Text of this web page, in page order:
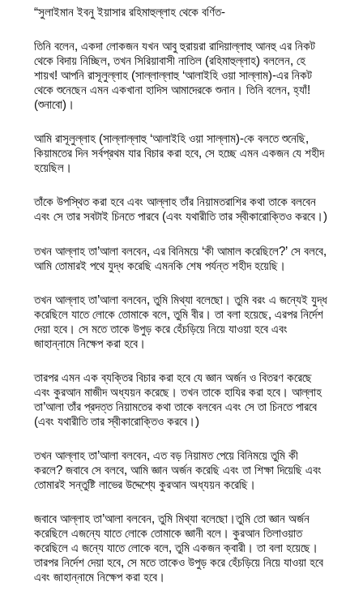
“সুলাইমান ইবনু ইয়াসার রহিমাহুল্লাহ থেকে বর্ণিত-
তিনি বলেন, একদা লোকজন যখন আবু হুরায়রা রাদিয়াল্লাহু আনহু এর নিকট
থেকে বিদায় নিচ্ছিল, তখন সিরিয়াবাসী নাতিল (রহিমাহুল্লাহ) বললেন, হে
শায়খ! আপনি রাসূলুল্লাহ (সাল্লাল্লাহু ‘আলাইহি ওয়া সাল্লাম)-এর নিকট
থেকে শুনেছেন এমন একখানা হাদিস আমাদেরকে শুনান। তিনি বলেন, হ্যাঁ!
(শুনাবো)।
আমি রাসূলুল্লাহ (সাল্লাল্লাহু ‘আলাইহি ওয়া সাল্লাম)-কে বলতে শুনেছি,
কিয়ামতের দিন সর্বপ্রথম যার বিচার করা হবে, সে হচ্ছে এমন একজন যে শহীদ
হয়েছিল।
তাঁকে উপস্থিত করা হবে এবং আল্লাহ তাঁর নিয়ামতরাশির কথা তাকে বলবেন
এবং সে তার সবটাই চিনতে পারবে (এবং যথারীতি তার স্বীকারোক্তিও করবে।)
তখন আল্লাহ তা’আলা বলবেন, এর বিনিময়ে‌ ‘কী আমাল করেছিলে?’ সে বলবে,
আমি তোমারই পথে যুদ্ধ করেছি এমনকি শেষ পর্যন্ত শহীদ হয়েছি।
তখন আল্লাহ তা’আলা বলবেন, তুমি মিথ্যা বলেছো। তুমি বরং এ জন্যেই যুদ্ধ
করেছিলে যাতে লোকে তোমাকে বলে, তুমি বীর। তা বলা হয়েছে, এরপর নির্দেশ
দেয়া হবে। সে মতে তাকে উপুড় করে হেঁচড়িয়ে নিয়ে যাওয়া হবে এবং
জাহান্নামে নিক্ষেপ করা হবে।
তারপর এমন এক ব্যক্তির বিচার করা হবে যে জ্ঞান অর্জন ও বিতরণ করেছে
এবং কুরআন মাজীদ অধ্যয়ন করেছে। তখন তাকে হাযির করা হবে। আল্লাহ
তা’আলা তাঁর প্রদত্ত নিয়ামতের কথা তাকে বলবেন এবং সে তা চিনতে পারবে
(এবং যথারীতি তার স্বীকারোক্তিও করবে।)
তখন আল্লাহ তা’আলা বলবেন, এত বড় নিয়ামত পেয়ে বিনিময়ে তুমি কী
করলে? জবাবে সে বলবে, আমি জ্ঞান অর্জন করেছি এবং তা শিক্ষা দিয়েছি এবং
তোমারই সন্তুষ্টি লাভের উদ্দেশ্যে কুরআন অধ্যয়ন করেছি।
জবাবে আল্লাহ তা’আলা বলবেন, তুমি মিথ্যা বলেছো।তুমি তো জ্ঞান অর্জন
করেছিলে এজন্যে যাতে লোকে তোমাকে জ্ঞানী বলে। কুরআন তিলাওয়াত
করেছিলে এ জন্যে যাতে লোকে বলে, তুমি একজন ক্বারী। তা বলা হয়েছে।
তারপর নির্দেশ দেয়া হবে, সে মতে তাকেও উপুড় করে হেঁচড়িয়ে নিয়ে যাওয়া হবে
এবং জাহান্নামে নিক্ষেপ করা হবে।